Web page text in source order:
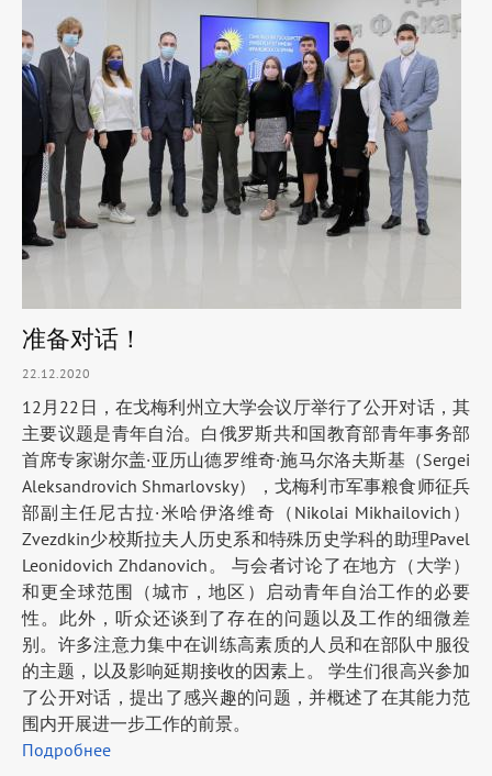
准备对话！
22.12.2020
12月22日，在戈梅利州立大学会议厅举行了公开对话，其
主要议题是青年自治。白俄罗斯共和国教育部青年事务部
首席专家谢尔盖·亚历山德罗维奇·施马尔洛夫斯基（Sergei
Aleksandrovich Shmarlovsky），戈梅利市军事粮食师征兵
部副主任尼古拉·米哈伊洛维奇（Nikolai Mikhailovich）
Zvezdkin少校斯拉夫人历史系和特殊历史学科的助理Pavel
Leonidovich Zhdanovich。 与会者讨论了在地方（大学）
和更全球范围（城市，地区）启动青年自治工作的必要
性。此外，听众还谈到了存在的问题以及工作的细微差
别。许多注意力集中在训练高素质的人员和在部队中服役
的主题，以及影响延期接收的因素上。 学生们很高兴参加
了公开对话，提出了感兴趣的问题，并概述了在其能力范
围内开展进一步工作的前景。
Подробнее